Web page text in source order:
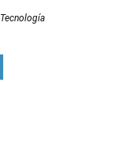
Tecnología